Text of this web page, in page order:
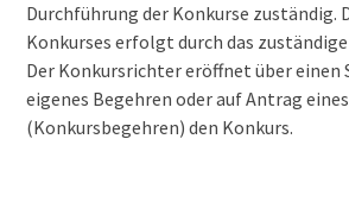
Durchführung der Konkurse zuständig.
Konkurses erfolgt durch das
Der Konkursrichter eröffnet über einen
eigenes Begehren oder auf Antrag
(Konkursbegehren) den Konkurs.